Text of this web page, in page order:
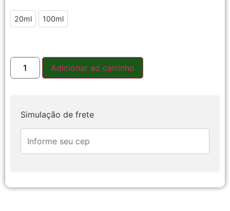
20ml
20ml 100ml
Adicionar ao carrinho
Simulação de frete